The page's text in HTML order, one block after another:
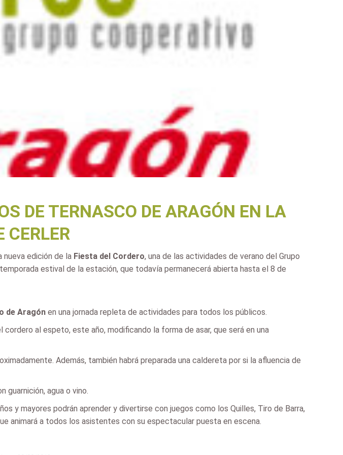
DE TERNASCO DE ARAGÓN EN LA
CERLER
nueva edición de la Fiesta del Cordero, una de las actividades de verano del Grupo
estival de la estación, que todavía permanecerá abierta hasta el 8 de
de Aragónen una jornada repleta de actividades para todos los públicos.
al espeto, este año, modificando la forma de asar, que será en una
Además, también habrá preparada una caldereta por si la afluencia de
guarnición, agua o vino.
y mayores podrán aprender y divertirse con juegos como los Quilles, Tiro de Barra,
animará a todos los asistentes con su espectacular puesta en escena.